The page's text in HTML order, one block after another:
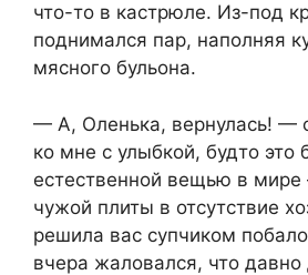
что-то в кастрюле. Из-под
поднимался пар, наполняя
мясного бульона.
— А, Оленька, вернулась! —
ко мне с улыбкой, будто это
естественной вещью в мире
чужой плиты в отсутствие
решила вас супчиком
вчера жаловался, что